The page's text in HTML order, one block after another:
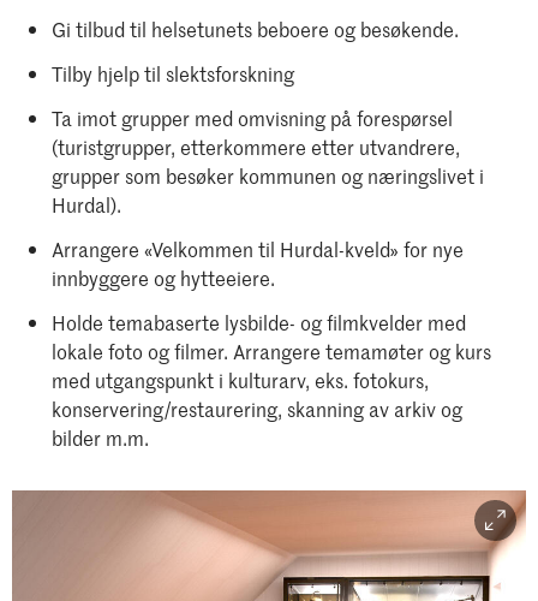
Gi tilbud til helsetunets beboere og besøkende.
Tilby hjelp til slektsforskning
Ta imot grupper med omvisning på forespørsel
(turistgrupper, etterkommere etter utvandrere,
grupper som besøker kommunen og næringslivet i
Hurdal).
Arrangere «Velkommen til Hurdal-kveld» for nye
innbyggere og hytteeiere.
Holde temabaserte lysbilde- og filmkvelder med
lokale foto og filmer. Arrangere temamøter og kurs
med utgangspunkt i kulturarv, eks. fotokurs,
konservering/restaurering, skanning av arkiv og
bilder m.m.